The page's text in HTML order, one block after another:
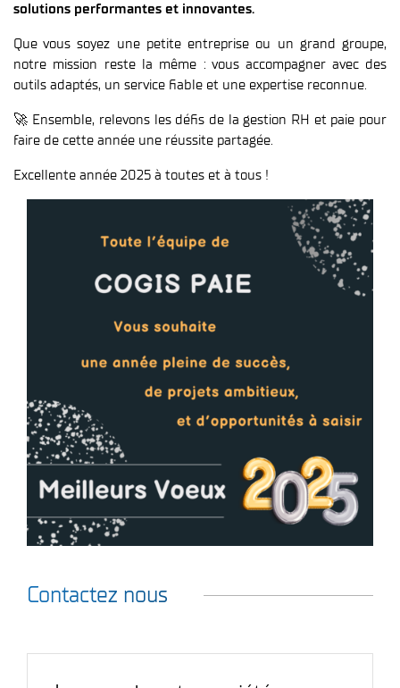
solutions performantes et innovantes.
Que vous soyez une petite entreprise ou un grand groupe,
notre mission reste la même : vous accompagner avec des
outils adaptés, un service fiable et une expertise reconnue.
🚀 Ensemble, relevons les défis de la gestion RH et paie pour
faire de cette année une réussite partagée.
Excellente année 2025 à toutes et à tous !
Contactez nous